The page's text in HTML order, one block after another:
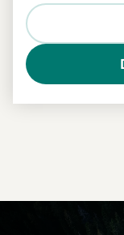
functie van